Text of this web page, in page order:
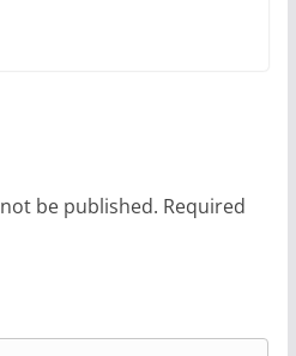
be published. Required